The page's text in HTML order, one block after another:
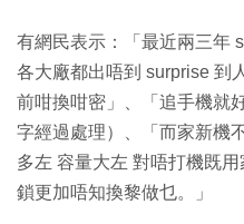
有網民表示：「最近兩三年
各大廠都出唔到 surprise 到
前咁換咁密」、「追手機就
字經過處理）、「而家新機
多左 容量大左 對唔打機既
鎖更加唔知換黎做乜。」